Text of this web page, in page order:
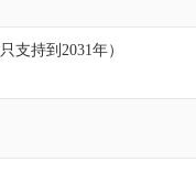
支持到2031年）